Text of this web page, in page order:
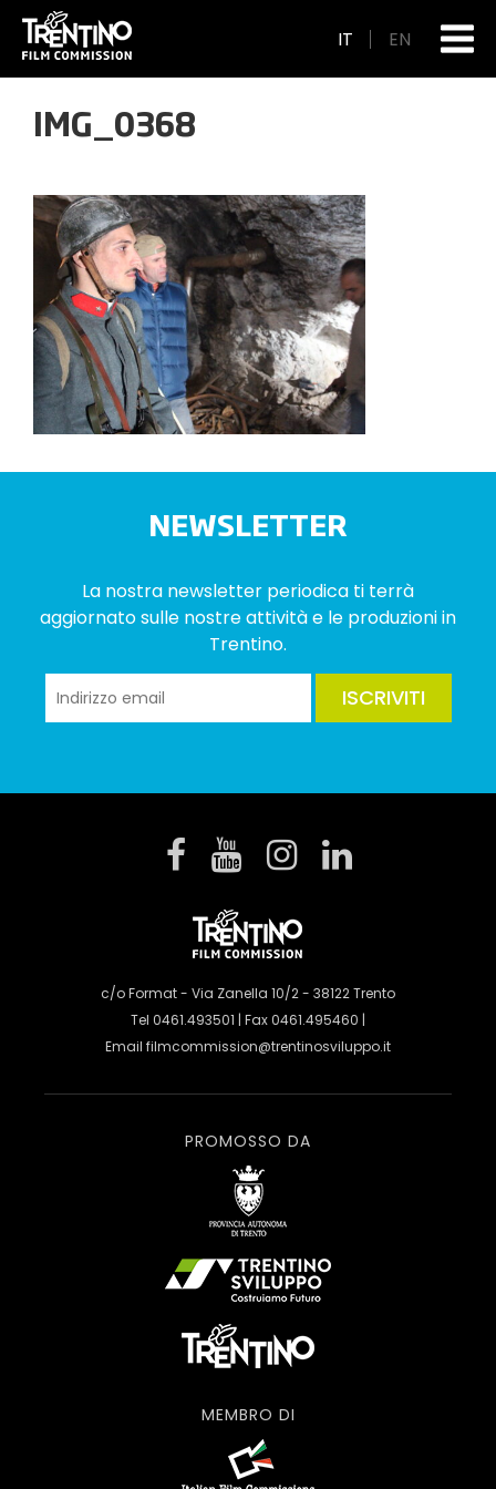
IT EN
IMG_0368
NEWSLETTER
La nostra newsletter periodica ti terrà
aggiornato sulle nostre attività e le produzioni in
Trentino.
ISCRIVITI
c/o Format - Via Zanella 10/2 - 38122 Trento
Tel 0461.493501 | Fax 0461.495460 |
Email filmcommission@trentinosviluppo.it
PROMOSSO DA
MEMBRO DI